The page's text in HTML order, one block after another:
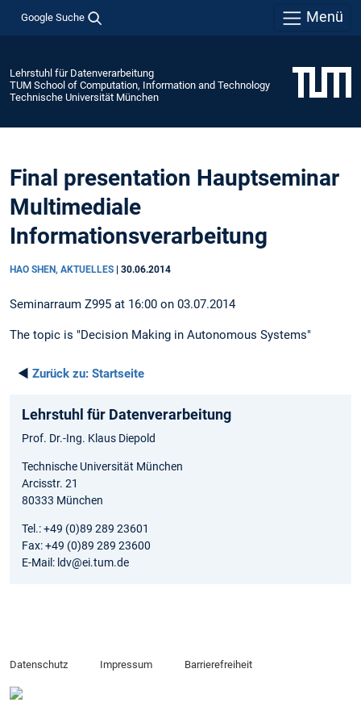
Google Suche Menü
Lehrstuhl für Datenverarbeitung
TUM School of Computation, Information and Technology
Technische Universität München
Final presentation Hauptseminar
Multimediale
Informationsverarbeitung
HAO SHEN, AKTUELLES 30.06.2014
Seminarraum Z995 at 16:00 on 03.07.2014
The topic is "Decision Making in Autonomous Systems"
◄ Zurück zu: Startseite
Lehrstuhl für Datenverarbeitung
Prof. Dr.-Ing. Klaus Diepold
Technische Universität München
Arcisstr. 21
80333 München
Tel.: +49 (0)89 289 23601
Fax: +49 (0)89 289 23600
E-Mail: ldv@ei.tum.de
Datenschutz Impressum Barrierefreiheit